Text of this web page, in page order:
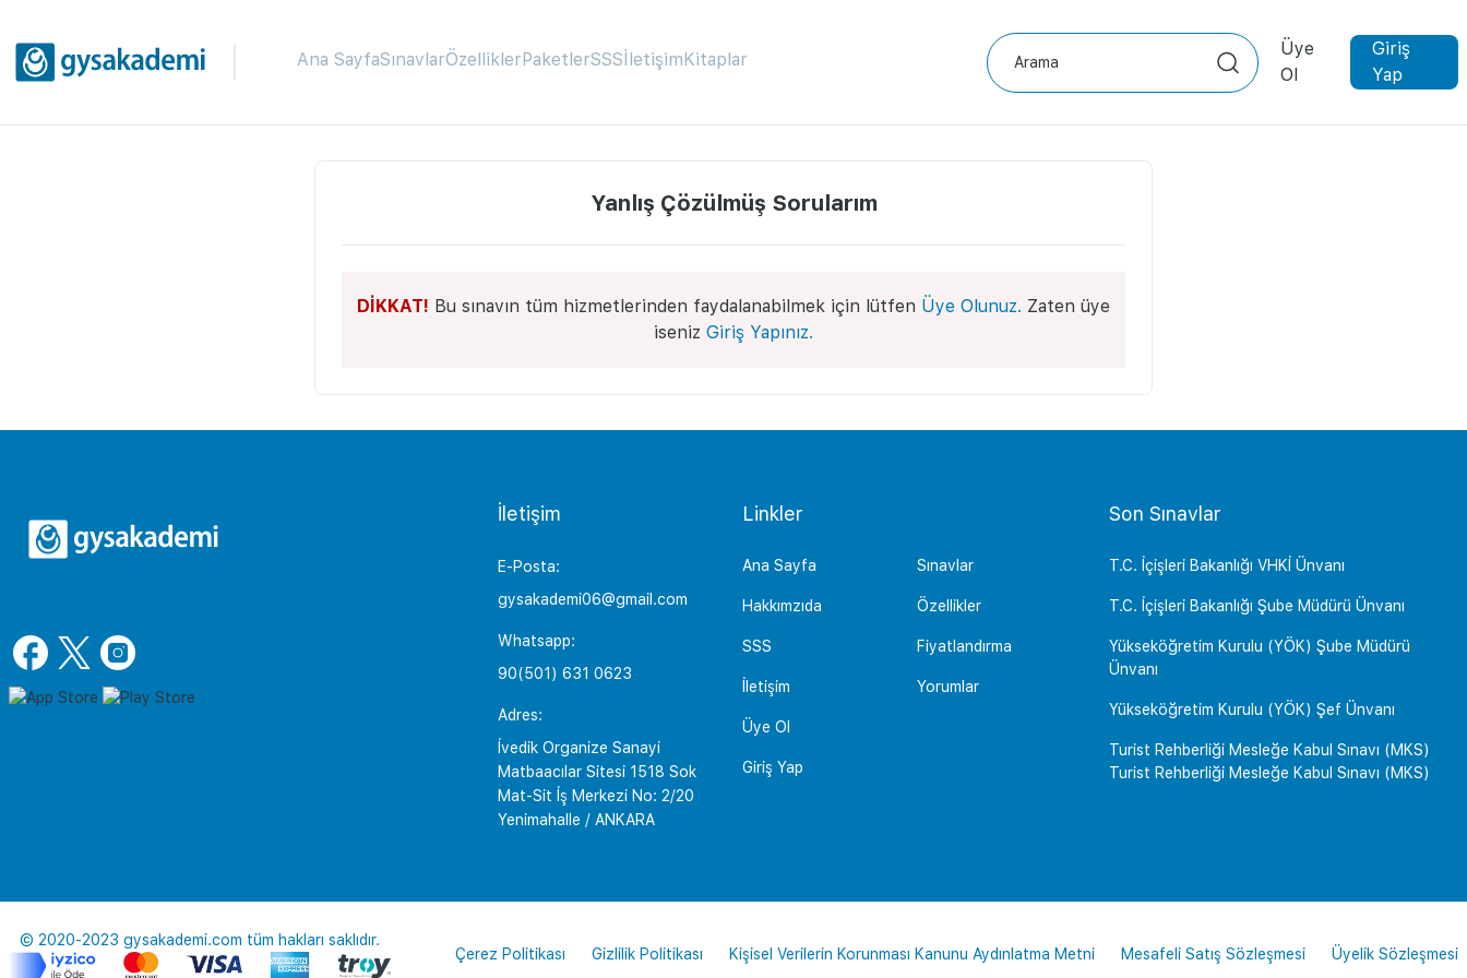
Ana SayfaSınavlarÖzelliklerPaketlerSSSİletişimKitaplar
Üye
Ol
Giriş
Yap
Yanlış Çözülmüş Sorularım
DİKKAT! Bu sınavın tüm hizmetlerinden faydalanabilmek için lütfen Üye Olunuz. Zaten üye
iseniz Giriş Yapınız.
İletişim
E-Posta:
gysakademi06@gmail.com
Whatsapp:
90(501) 631 0623
Adres:
İvedik Organize Sanayi
Matbaacılar Sitesi 1518 Sok
Mat-Sit İş Merkezi No: 2/20
Yenimahalle / ANKARA
Linkler
Ana Sayfa
Hakkımzıda
SSS
İletişim
Üye Ol
Giriş Yap
Sınavlar
Özellikler
Fiyatlandırma
Yorumlar
Son Sınavlar
T.C. İçişleri Bakanlığı VHKİ Ünvanı
T.C. İçişleri Bakanlığı Şube Müdürü Ünvanı
Yükseköğretim Kurulu (YÖK) Şube Müdürü
Ünvanı
Yükseköğretim Kurulu (YÖK) Şef Ünvanı
Turist Rehberliği Mesleğe Kabul Sınavı (MKS)
Turist Rehberliği Mesleğe Kabul Sınavı (MKS)
© 2020-2023 gysakademi.com tüm hakları saklıdır.
Çerez Politikası
Gizlilik Politikası Kişisel Verilerin Korunması Kanunu Aydınlatma Metni Mesafeli Satış Sözleşmesi Üyelik Sözleşmesi